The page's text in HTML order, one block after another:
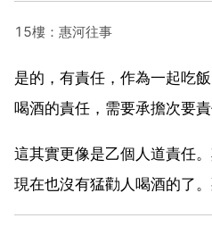
15樓：惠河往事
是的，有責任，作為一起吃
喝酒的責任，需要承擔次要責
這其實更像是乙個人道責任
現在也沒有猛勸人喝酒的了